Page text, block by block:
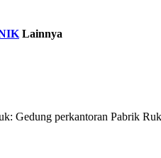
Lainnya
Gedung perkantoran Pabrik